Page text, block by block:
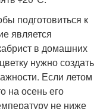
подготовиться к
является
в домашних
нужно создать
Если летом
на осень его
не ниже